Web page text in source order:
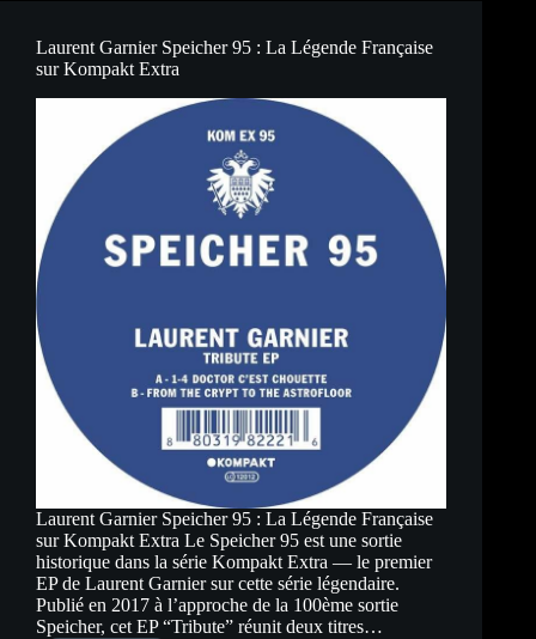
Laurent Garnier Speicher 95 : La Légende Française
sur Kompakt Extra
Laurent Garnier Speicher 95 : La Légende Française
sur Kompakt Extra Le Speicher 95 est une sortie
historique dans la série Kompakt Extra — le premier
EP de Laurent Garnier sur cette série légendaire.
Publié en 2017 à l’approche de la 100ème sortie
Speicher, cet EP “Tribute” réunit deux titres…